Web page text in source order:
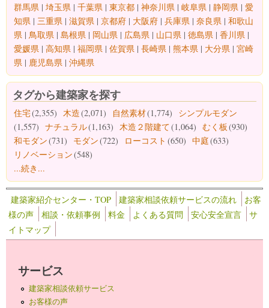
群馬県 | 埼玉県 | 千葉県 | 東京都 | 神奈川県 | 岐阜県 | 静岡県 | 愛
知県 | 三重県 | 滋賀県 | 京都府 | 大阪府 | 兵庫県 | 奈良県 | 和歌山
県 | 鳥取県 | 島根県 | 岡山県 | 広島県 | 山口県 | 徳島県 | 香川県 |
愛媛県 | 高知県 | 福岡県 | 佐賀県 | 長崎県 | 熊本県 | 大分県 | 宮崎
県 | 鹿児島県 | 沖縄県
タグから建築家を探す
住宅(2,355) 木造(2,071) 自然素材(1,774)
シンプルモダン
(1,557) ナチュラル(1,163) 木造２階建て(1,064) むく板 (930)
和モダン(731) モダン(722) ローコスト (650) 中庭(633)
リノベーション(548)
...続き...
建築家紹介センター・TOP 建築家相談依頼サービスの流れ
お客
様の声
相談・依頼事例 料金 よくある質問 安心安全宣言
サ
イトマップ
サービス
建築家相談依頼サービス
お客様の声